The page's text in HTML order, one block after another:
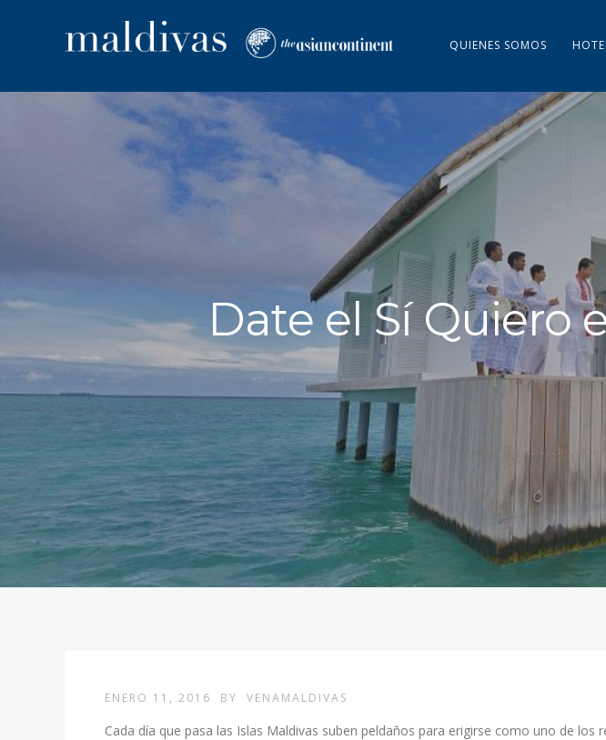
QUIENES SOMOS
Date el Sí Quiero
ENERO 11, 2016 BY VENAMALDIVAS
Cada día que pasa las Islas Maldivas suben peldaños para erigirse como uno de los